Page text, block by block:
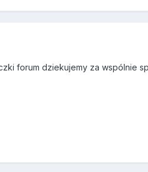
forum dziekujemy za wspólnie